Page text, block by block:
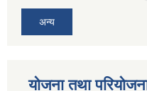
अन्य
योजना तथा